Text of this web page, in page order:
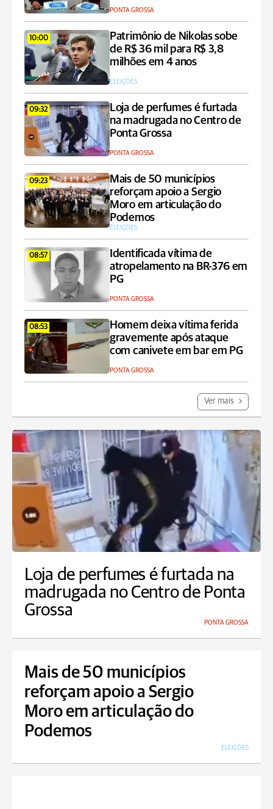
PONTA GROSSA
10:00
Patrimônio de Nikolas sobe
de R$ 36 mil para R$ 3,8
milhões em 4 anos
ELEIÇÕES
09:32
Loja de perfumes é furtada
na madrugada no Centro de
Ponta Grossa
PONTA GROSSA
09:23
Mais de 50 municípios
reforçam apoio a Sergio
Moro em articulação do
Podemos
ELEIÇÕES
08:57
Identificada vítima de
atropelamento na BR-376 em
PG
PONTA GROSSA
08:53
Homem deixa vítima ferida
gravemente após ataque
com canivete em bar em PG
PONTA GROSSA
Ver mais
Loja de perfumes é furtada na
madrugada no Centro de Ponta
Grossa
PONTA GROSSA
Mais de 50 municípios
reforçam apoio a Sergio
Moro em articulação do
Podemos
ELEIÇÕES